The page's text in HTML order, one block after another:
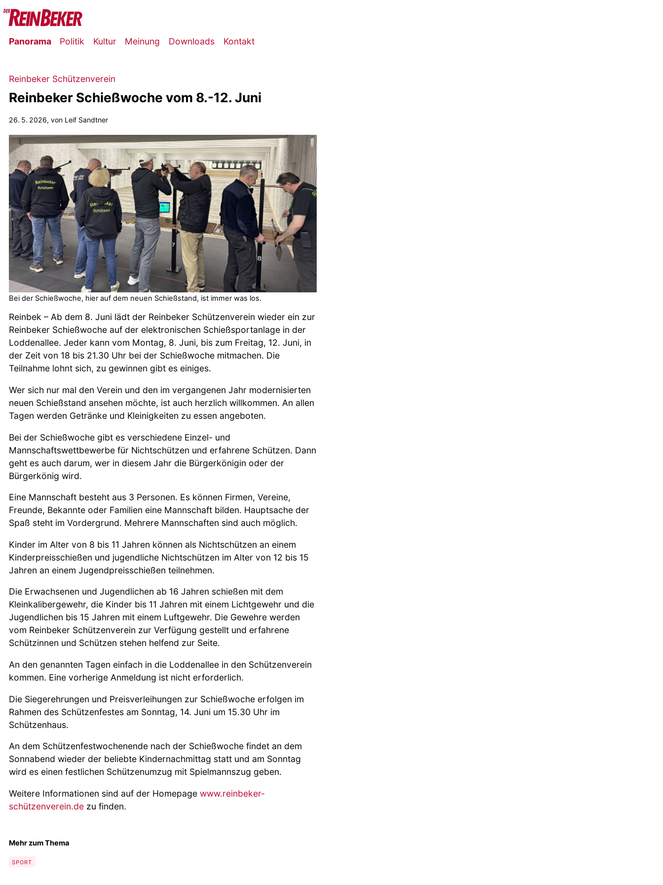
Panorama Politik Kultur Meinung Downloads Kontakt
Reinbeker Schützenverein
Reinbeker Schießwoche vom 8.-12. Juni
26. 5. 2026, von Leif Sandtner
Bei der Schießwoche, hier auf dem neuen Schießstand, ist immer was los.
Reinbek – Ab dem 8. Juni lädt der Reinbeker Schützenverein wieder ein zur
Reinbeker Schießwoche auf der elektronischen Schießsportanlage in der
Loddenallee. Jeder kann vom Montag, 8. Juni, bis zum Freitag, 12. Juni, in
der Zeit von 18 bis 21.30 Uhr bei der Schießwoche mitmachen. Die
Teilnahme lohnt sich, zu gewinnen gibt es einiges.
Wer sich nur mal den Verein und den im vergangenen Jahr modernisierten
neuen Schießstand ansehen möchte, ist auch herzlich willkommen. An allen
Tagen werden Getränke und Kleinigkeiten zu essen angeboten.
Bei der Schießwoche gibt es verschiedene Einzel- und
Mannschaftswettbewerbe für Nichtschützen und erfahrene Schützen. Dann
geht es auch darum, wer in diesem Jahr die Bürgerkönigin oder der
Bürgerkönig wird.
Eine Mannschaft besteht aus 3 Personen. Es können Firmen, Vereine,
Freunde, Bekannte oder Familien eine Mannschaft bilden. Hauptsache der
Spaß steht im Vordergrund. Mehrere Mannschaften sind auch möglich.
Kinder im Alter von 8 bis 11 Jahren können als Nichtschützen an einem
Kinderpreisschießen und jugendliche Nichtschützen im Alter von 12 bis 15
Jahren an einem Jugendpreisschießen teilnehmen.
Die Erwachsenen und Jugendlichen ab 16 Jahren schießen mit dem
Kleinkalibergewehr, die Kinder bis 11 Jahren mit einem Lichtgewehr und die
Jugendlichen bis 15 Jahren mit einem Luftgewehr. Die Gewehre werden
vom Reinbeker Schützenverein zur Verfügung gestellt und erfahrene
Schützinnen und Schützen stehen helfend zur Seite.
An den genannten Tagen einfach in die Loddenallee in den Schützenverein
kommen. Eine vorherige Anmeldung ist nicht erforderlich.
Die Siegerehrungen und Preisverleihungen zur Schießwoche erfolgen im
Rahmen des Schützenfestes am Sonntag, 14. Juni um 15.30 Uhr im
Schützenhaus.
An dem Schützenfestwochenende nach der Schießwoche findet an dem
Sonnabend wieder der beliebte Kindernachmittag statt und am Sonntag
wird es einen festlichen Schützenumzug mit Spielmannszug geben.
Weitere Informationen sind auf der Homepage www.reinbeker-
schützenverein.dezu finden.
Mehr zum Thema
SPORT